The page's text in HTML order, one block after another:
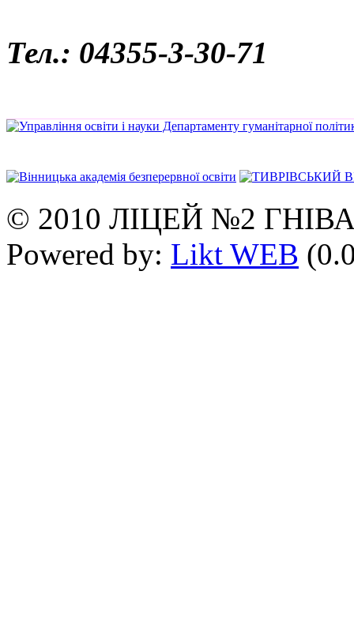
Тел.: 04355-3-30-71
© 2010 ЛІЦЕЙ №2
Powered by: Likt WEB